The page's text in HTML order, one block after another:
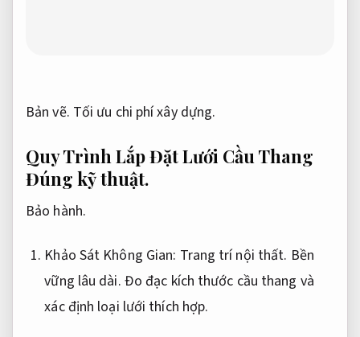
Bản vẽ. Tối ưu chi phí xây dựng.
Quy Trình Lắp Đặt Lưới Cầu Thang
Đúng kỹ thuật.
Bảo hành.
Khảo Sát Không Gian: Trang trí nội thất. Bền
vững lâu dài. Đo đạc kích thước cầu thang và
xác định loại lưới thích hợp.